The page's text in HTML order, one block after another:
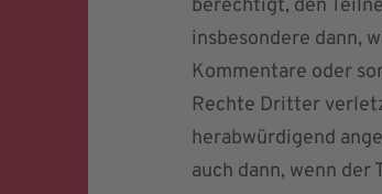
berechtigt, den
insbesondere dann,
Kommentare oder
Rechte Dritter
herabwürdigend
auch dann, wenn der